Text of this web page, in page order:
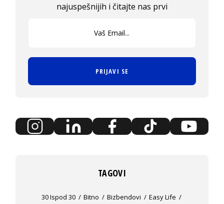
najuspešnijih i čitajte nas prvi
PRIJAVI SE
TAGOVI
30 Ispod 30 Bitno Bizbendovi
Easy Life